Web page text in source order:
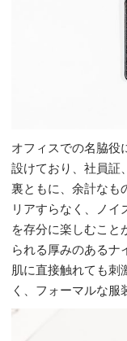
オフィスでの名脇役
設けており、社員証
裏ともに、余計なも
リアすらなく、ノ
を存分に楽しむこと
られる厚みのあるナ
肌に直接触れても刺
く、フォーマルな服